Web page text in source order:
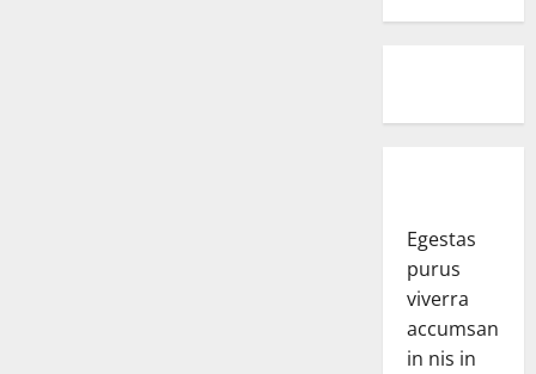
Egestas
purus
viverra
accumsan
in nis in